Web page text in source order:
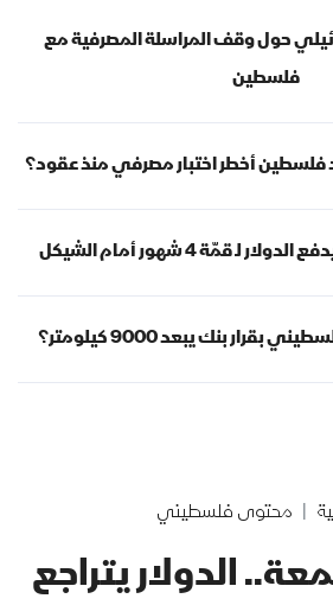
حول وقف المراسلة المصرفية مع
فلسطين
فلسطين أخطر اختبار مصرفي منذ عقود؟
لـ قمّة 4 شهور أمام الشيكل
بقرار بنك يبعد 9000 كيلومتر؟
محتوى فلسطيني
الدولار يتراجع